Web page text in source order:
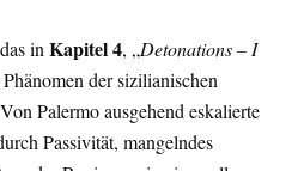
in Kapitel 4, „Detonations – I
der sizilianischen
Palermo ausgehend eskalierte
Passivität, mangelndes